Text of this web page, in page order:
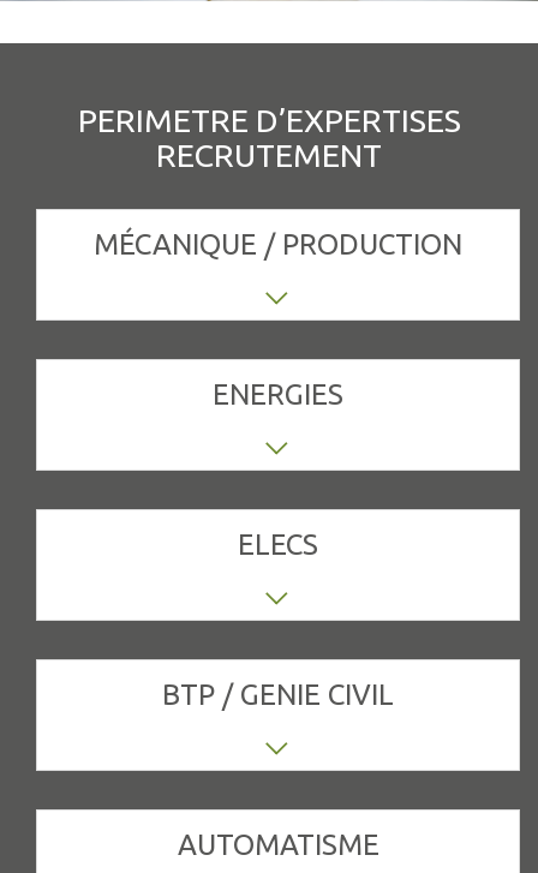
PERIMETRE D’EXPERTISES
RECRUTEMENT
MÉCANIQUE / PRODUCTION
Ajusteur | Charge d'affaires | Chaudronnier
Agent de fabrication | Agent materiaux |
Chef d'atelier | Chef de fabrication | Chef de
ligne | Chef de projet | Dessinateur
projeteur
ENERGIES
Technicien de maintenance | Chargé
SIG | Ingénieur d'exploitation réseaux Gaz |
Ingénieur réseaux Canalisation | Ingénieur
SIG | Responsable technique réseaux gaz |
Responsable national Gaz naturel
ELECS
Chargé d'affaires | Responsable
Electromécanicien | Technicien de
maintenance | Electronicien |
Electrotechnicien | Ingénieur...
BTP / GENIE CIVIL
Architecte | Chef de chantier | Cartographe
AUTOMATISME